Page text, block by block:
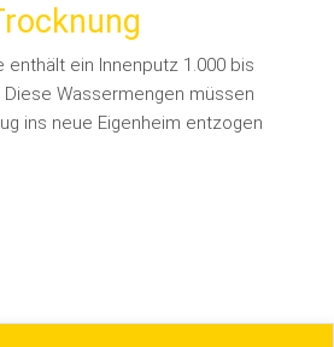
ein Innenputz 1.000 bis
Diese Wassermengen müssen
ins neue Eigenheim entzogen